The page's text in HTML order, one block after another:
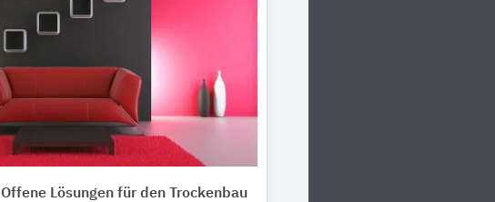
Offene Lösungen für den Trockenbau